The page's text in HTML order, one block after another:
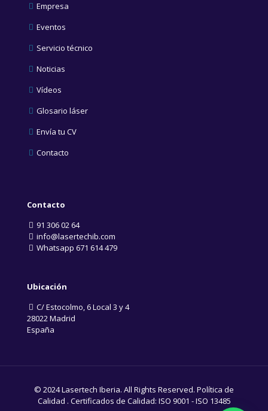
Empresa
Eventos
Servicio técnico
Noticias
Vídeos
Glosario láser
Envía tu CV
Contacto
Contacto
91 306 02 64
info@lasertechib.com
Whatsapp 671 614 479
Ubicación
C/ Estocolmo, 6 Local 3 y 4
28022 Madrid
España
© 2024 Lasertech Iberia. All Rights Reserved. Política de
Calidad . Certificados de Calidad: ISO 9001 -ISO 13485